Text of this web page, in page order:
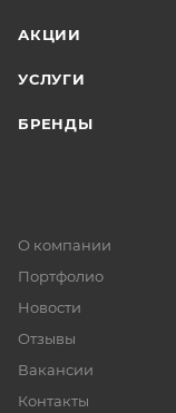
АКЦИИ
УСЛУГИ
БРЕНДЫ
О компании
Портфолио
Новости
Отзывы
Вакансии
Контакты